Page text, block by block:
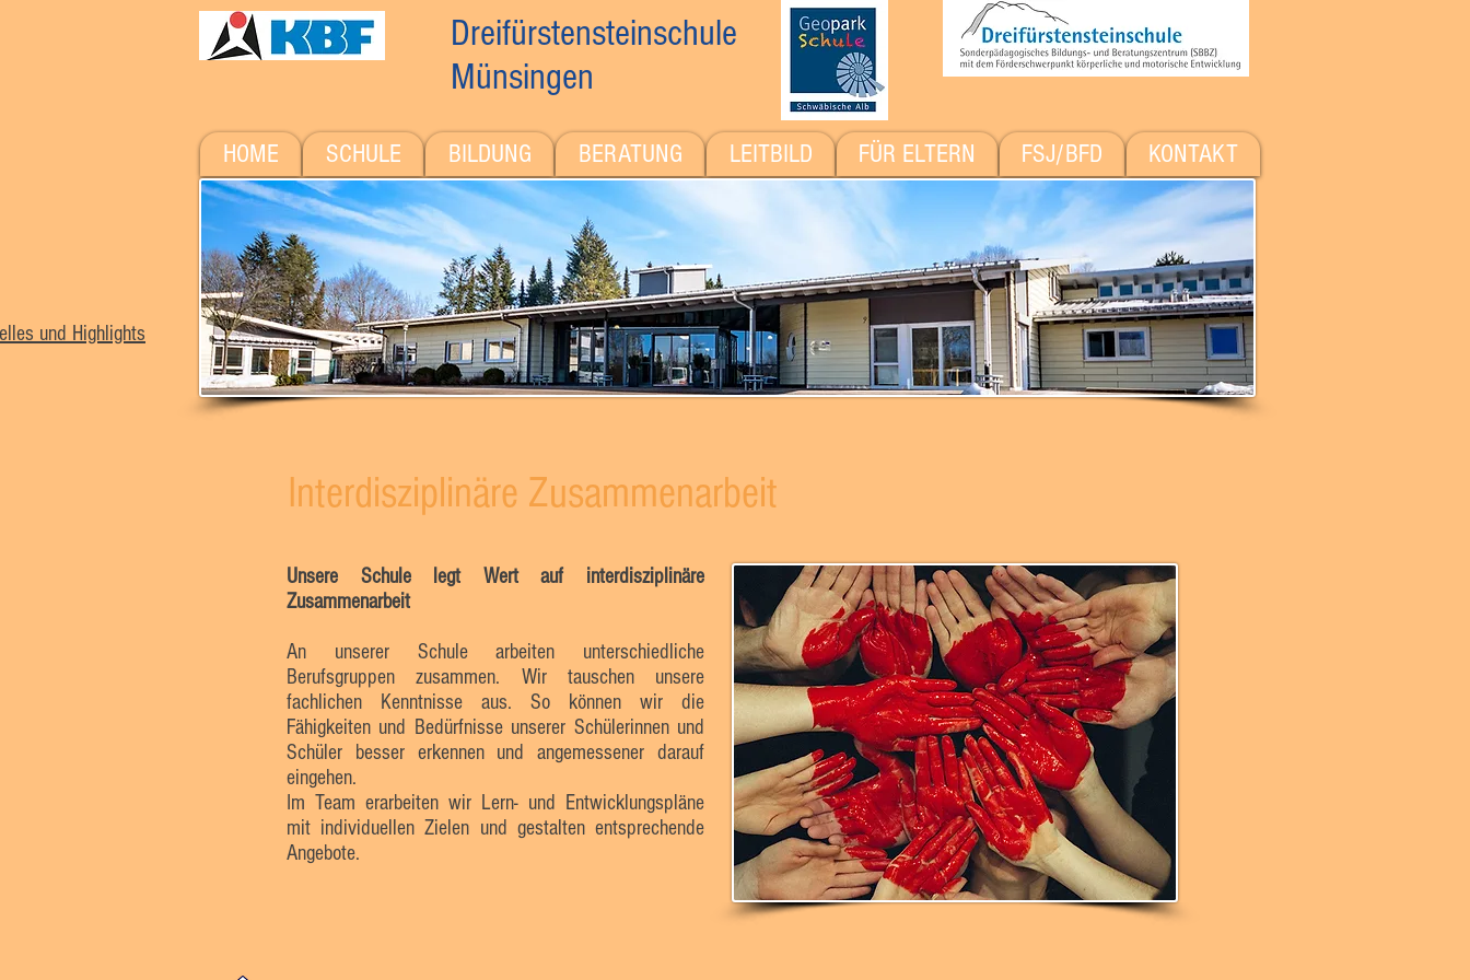
Dreifürstensteinschule
Münsingen
und Highlights
HOME SCHULE BILDUNG BERATUNG LEITBILD FÜR ELTERN FSJ/BFD KONTAKT
Unsere Schule legt Wert auf interdisziplinäre
Zusammenarbeit
An unserer Schule arbeiten unterschiedliche
Berufsgruppen zusammen. Wir tauschen unsere
fachlichen Kenntnisse aus. So können wir die
Fähigkeiten und Bedürfnisse unserer Schülerinnen und
Schüler besser erkennen und angemessener darauf
eingehen.
Im Team erarbeiten wir Lern- und Entwicklungspläne
mit individuellen Zielen und gestalten entsprechende
Angebote.
Interdisziplinäre Zusammenarbeit